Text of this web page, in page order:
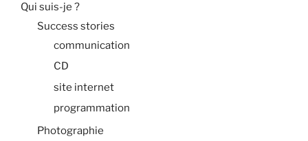
Qui suis-je ?
Success stories
communication
CD
site internet
programmation
Photographie